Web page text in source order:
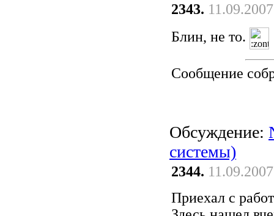
2343.
Блин, не то.
Сообщение
Обсуждение:
системы)
2344.
Приехал с